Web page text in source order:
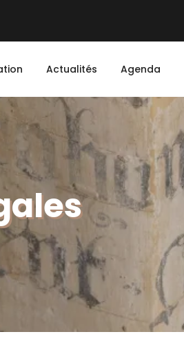
Actualités Agenda